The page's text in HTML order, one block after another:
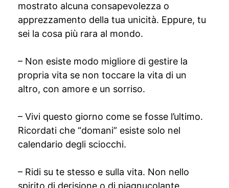
mostrato alcuna consapevolezza o
apprezzamento della tua unicità. Eppure, tu
sei la cosa più rara al mondo.
– Non esiste modo migliore di gestire la
propria vita se non toccare la vita di un
altro, con amore e un sorriso.
– Vivi questo giorno come se fosse l’ultimo.
Ricordati che “domani” esiste solo nel
calendario degli sciocchi.
– Ridi su te stesso e sulla vita. Non nello
spirito di derisione o di piagnucolante